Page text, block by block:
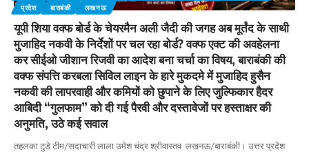
प्रदेश
बाराबंकी लखनऊ
यूपी शिया वक्फ बोर्ड के चेयरमैन अली जैदी की जगह अब मूर्तंद के साथी
मुजाहिद नकवी के निर्देशों पर चल रहा बोर्ड? वक्फ एक्ट की अवहेलना
कर सीईओ जीशान रिजवी का आदेश बना चर्चा का विषय, बाराबंकी की
वक्फ संपत्ति करबला सिविल लाइन के हारे मुकदमे में मुजाहिद हुसैन
नकवी की लापरवाही और कमियों को छुपाने के लिए जुल्फिकार हैदर
आबिदी “गुलफाम” को दी गई पैरवी और दस्तावेजों पर हस्ताक्षर की
अनुमति, उठे कई सवाल
तहलका टुडे टीम/सदाचारी लाला उमेश चंद्र श्रीवास्तव लखनऊ/बाराबंकी। उत्तर प्रदेश